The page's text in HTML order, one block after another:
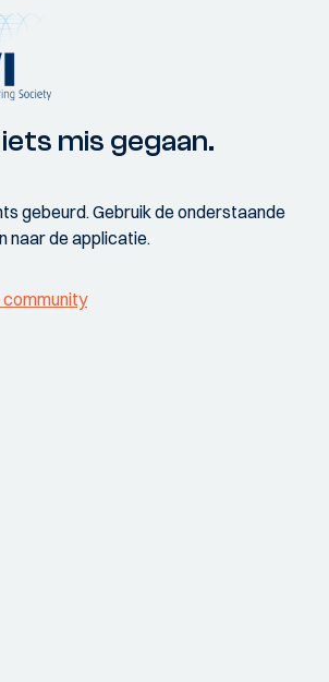
mis gegaan.
gebeurd. Gebruik de onderstaande
naar de applicatie.
community